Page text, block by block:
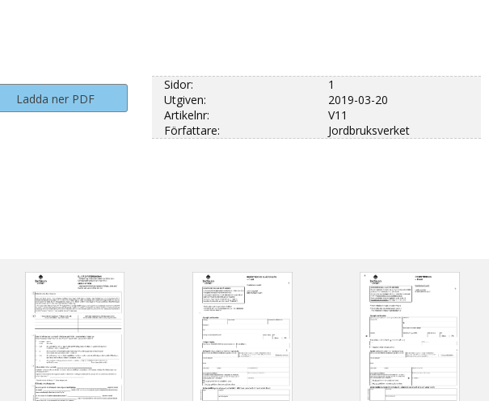
Ladda ner PDF
Sidor:
1
Utgiven:
2019-03-20
Artikelnr:
V11
Författare:
Jordbruksverket